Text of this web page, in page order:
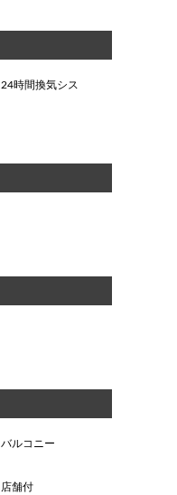
24時間換気シス
バルコニー
店舗付